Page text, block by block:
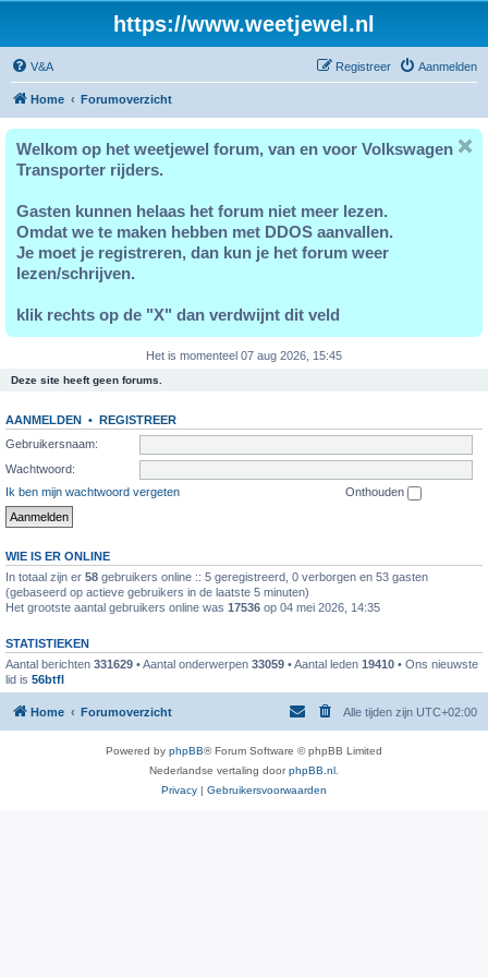
https://www.weetjewel.nl
V&A Aanmelden
Registreer
Home Forumoverzicht
Welkom op het weetjewel forum, van en voor Volkswagen
Transporter rijders.
Gasten kunnen helaas het forum niet meer lezen.
Omdat we te maken hebben met DDOS aanvallen.
Je moet je registreren, dan kun je het forum weer
lezen/schrijven.
klik rechts op de "X" dan verdwijnt dit veld
Het is momenteel 07 aug 2026, 15:45
Deze site heeft geen forums.
AANMELDEN • REGISTREER
Gebruikersnaam:
Wachtwoord:
Ik ben mijn wachtwoord vergeten
Onthouden
WIE IS ER ONLINE
In totaal zijn er 58 gebruikers online :: 5 geregistreerd, 0 verborgen en 53 gasten
(gebaseerd op actieve gebruikers in de laatste 5 minuten)
Het grootste aantal gebruikers online was 17536 op 04 mei 2026, 14:35
STATISTIEKEN
Aantal berichten 331629 • Aantal onderwerpen 33059 • Aantal leden 19410 • Ons nieuwste
lid is 56btfl
Home Forumoverzicht Alle tijden zijn UTC+02:00
Powered by phpBB® Forum Software © phpBB Limited
Nederlandse vertaling doorphpBB.nl
Privacy | Gebruikersvoorwaarden